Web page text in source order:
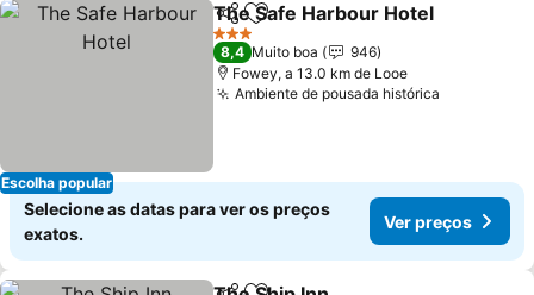
Escolha popular
PartilharAdicionar aos favoritos
The Safe Harbour Hotel
3 Estrelas
8,4 Muito boa
946
Fowey, a 13.0 km de Looe
Ambiente de pousada histórica
Selecione as datas para ver os preços
exatos.
Ver preços